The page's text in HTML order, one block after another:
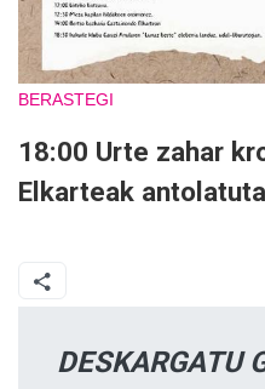
BERASTEGI
18:00 Urte zahar
Elkarteak antolatuta
DESKARGATU